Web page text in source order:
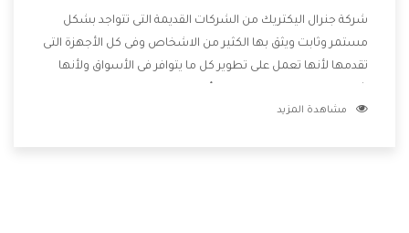
شركة جنرال اليكتريك من الشركات القديمة التى تتواجد بشكل
مستمر وثابت ويثق بها الكثير من الاشخاص وفى كل الأجهزة التى
تقدمها لأنها تعمل على تطوير كل ما يتوافر فى الأسواق ولأنها
المنتجات وتقدم للعملاء أقوى العروض والخصومات التى تسهل
مشاهدة المزيد